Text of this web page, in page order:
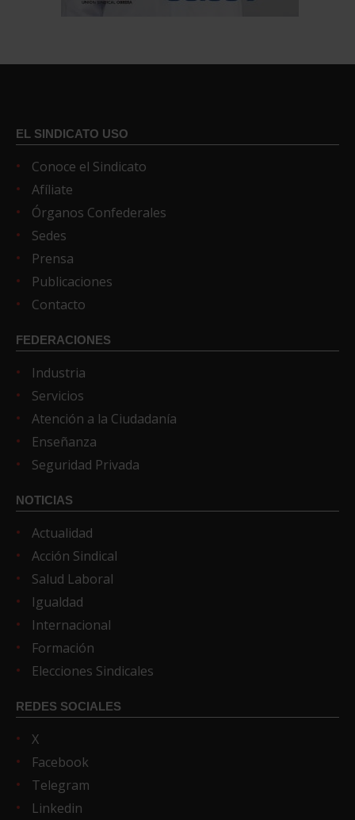
EL SINDICATO USO
Conoce el Sindicato
Afíliate
Órganos Confederales
Sedes
Prensa
Publicaciones
Contacto
FEDERACIONES
Industria
Servicios
Atención a la Ciudadanía
Enseñanza
Seguridad Privada
NOTICIAS
Actualidad
Acción Sindical
Salud Laboral
Igualdad
Internacional
Formación
Elecciones Sindicales
REDES SOCIALES
X
Facebook
Telegram
Linkedin